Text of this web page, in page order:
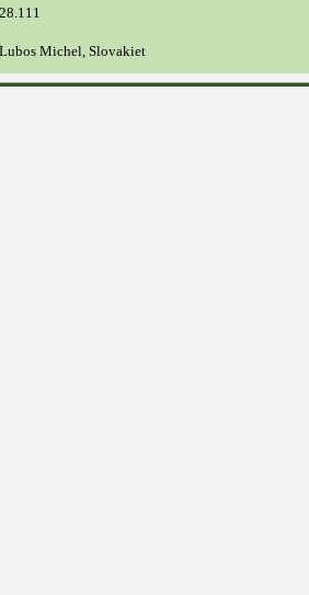
28.111
Lubos Michel, Slovakiet